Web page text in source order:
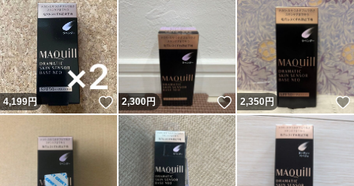
4,199円 いいね！
2,300円 いいね！
2,350円